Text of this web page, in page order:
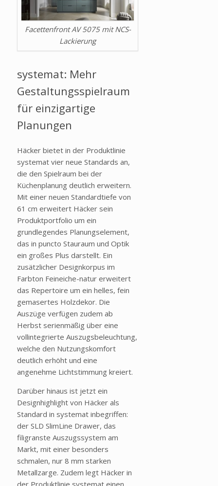
Facettenfront AV 5075 mit NCS-
Lackierung
systemat: Mehr
Gestaltungsspielraum
für einzigartige
Planungen
Häcker bietet in der Produktlinie
systemat vier neue Standards an,
die den Spielraum bei der
Küchenplanung deutlich erweitern.
Mit einer neuen Standardtiefe von
61 cm erweitert Häcker sein
Produktportfolio um ein
grundlegendes Planungselement,
das in puncto Stauraum und Optik
ein großes Plus darstellt. Ein
zusätzlicher Designkorpus im
Farbton Feineiche-natur erweitert
das Repertoire um ein helles, fein
gemasertes Holzdekor. Die
Auszüge verfügen zudem ab
Herbst serienmäßig über eine
vollintegrierte Auszugsbeleuchtung,
welche den Nutzungskomfort
deutlich erhöht und eine
angenehme Lichtstimmung kreiert.
Darüber hinaus ist jetzt ein
Designhighlight von Häcker als
Standard in systemat inbegriffen:
der SLD SlimLine Drawer, das
filigranste Auszugssystem am
Markt, mit einer besonders
schmalen, nur 8 mm starken
Metallzarge. Zudem legt Häcker in
der Produktlinie systemat einen